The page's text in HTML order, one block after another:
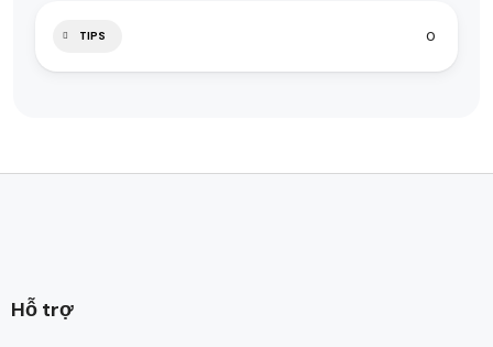
TIPS 0
Hỗ trợ